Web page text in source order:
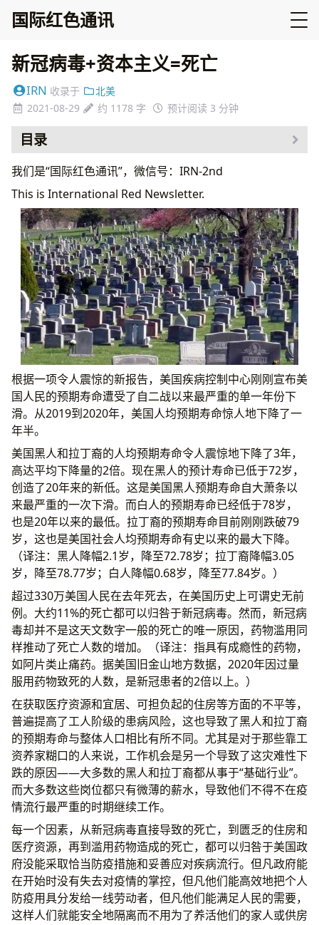
国际红色通讯
新冠病毒+资本主义=死亡
IRN 收录于
北美
2021-08-29
约 1178 字 预计阅读 3 分钟
目录
我们是“国际红色通讯”，微信号：IRN-2nd
This is International Red Newsletter.
根据一项令人震惊的新报告，美国疾病控制中心刚刚宣布美
国人民的预期寿命遭受了自二战以来最严重的单一年份下
滑。从2019到2020年，美国人均预期寿命惊人地下降了一
年半。
美国黑人和拉丁裔的人均预期寿命令人震惊地下降了3年，
高达平均下降量的2倍。现在黑人的预计寿命已低于72岁，
创造了20年来的新低。这是美国黑人预期寿命自大萧条以
来最严重的一次下滑。而白人的预期寿命已经低于78岁，
也是20年以来的最低。拉丁裔的预期寿命目前刚刚跌破79
岁，这也是美国社会人均预期寿命有史以来的最大下降。
（译注：黑人降幅2.1岁，降至72.78岁；拉丁裔降幅3.05
岁，降至78.77岁；白人降幅0.68岁，降至77.84岁。）
超过330万美国人民在去年死去，在美国历史上可谓史无前
例。大约11%的死亡都可以归咎于新冠病毒。然而，新冠病
毒却并不是这天文数字一般的死亡的唯一原因，药物滥用同
样推动了死亡人数的增加。（译注：指具有成瘾性的药物，
如阿片类止痛药。据美国旧金山地方数据，2020年因过量
服用药物致死的人数，是新冠患者的2倍以上。）
在获取医疗资源和宜居、可担负起的住房等方面的不平等，
普遍提高了工人阶级的患病风险，这也导致了黑人和拉丁裔
的预期寿命与整体人口相比有所不同。尤其是对于那些靠工
资养家糊口的人来说，工作机会是另一个导致了这灾难性下
跌的原因——大多数的黑人和拉丁裔都从事于“基础行业”。
而大多数这些岗位都只有微薄的薪水，导致他们不得不在疫
情流行最严重的时期继续工作。
每一个因素，从新冠病毒直接导致的死亡，到匮乏的住房和
医疗资源，再到滥用药物造成的死亡，都可以归咎于美国政
府没能采取恰当防疫措施和妥善应对疾病流行。但凡政府能
在开始时没有失去对疫情的掌控，但凡他们能高效地把个人
防疫用具分发给一线劳动者，但凡他们能满足人民的需要，
这样人们就能安全地隔离而不用为了养活他们的家人或供房